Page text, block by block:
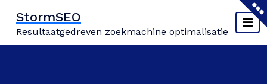
inhoud
springen
StormSEO
Resultaatgedreven zoekmachine optimalisatie